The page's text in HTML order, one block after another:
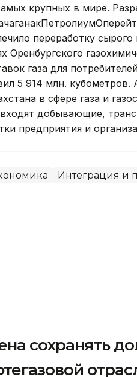
крупных в мире.
переработку сырого
газа для
5 914 млн.
в сфере газа и
добывающие,
предприятия и
Интеграция и
сохранять